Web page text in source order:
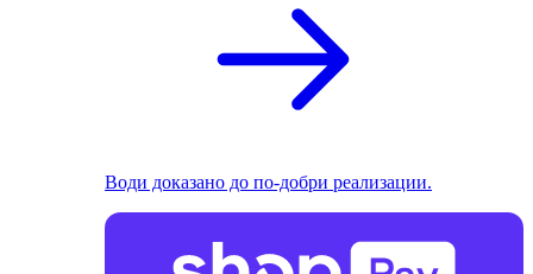
Води доказано до по-добри реализации.